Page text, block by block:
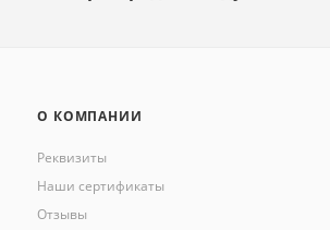
О КОМПАНИИ
Реквизиты
Наши сертификаты
Отзывы